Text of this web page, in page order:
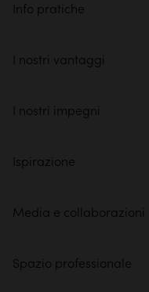
Info pratiche
I nostri vantaggi
I nostri impegni
Ispirazione
Media e collaborazioni
Spazio professionale